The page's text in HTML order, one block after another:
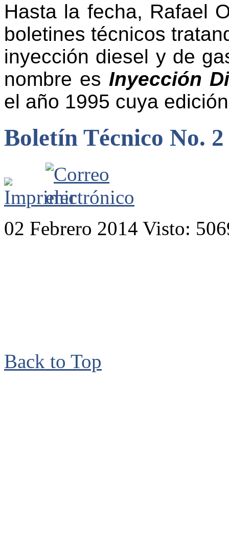
Hasta la fecha, Rafael
boletines técnicos
inyección diesel y de
nombre es Inyección
el año 1995 cuya
Boletín Técnico No. 2
02 Febrero 2014 Visto:
Back to Top